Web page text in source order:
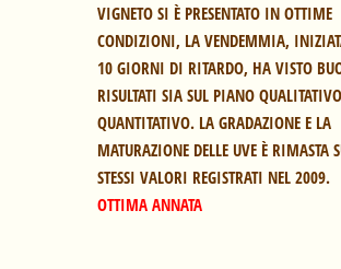
VIGNETO SI È PRESENTATO IN OTTIME
CONDIZIONI, LA VENDEMMIA,
10 GIORNI DI RITARDO, HA VISTO
RISULTATI SIA SUL PIANO
QUANTITATIVO. LA GRADAZIONE E LA
MATURAZIONE DELLE UVE È RIMASTA
OTTIMA ANNATA